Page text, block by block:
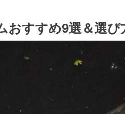
おすすめ9選＆選び